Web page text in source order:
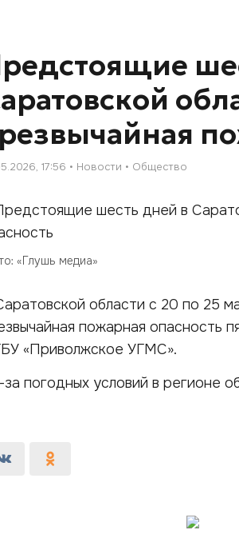
17:56 Новости Общество
«Глушь медиа»
области с 20 по 25
пожарная опасность
«Приволжское УГМС».
погодных условий в регионе